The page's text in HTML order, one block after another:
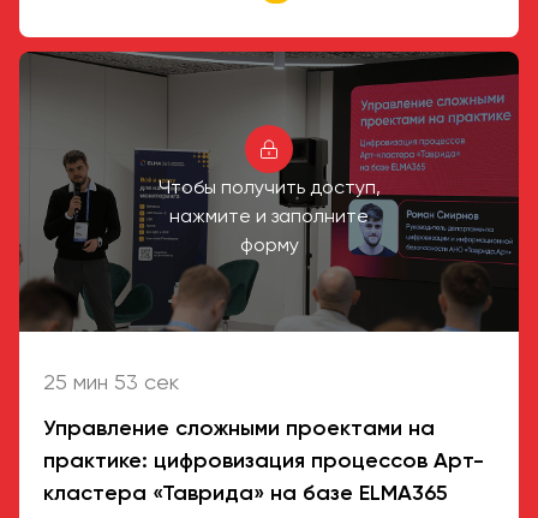
Чтобы получить доступ,
нажмите и заполните
форму
25 мин 53 сек
Управление сложными проектами на
практике: цифровизация процессов Арт-
кластера «Таврида» на базе ELMA365